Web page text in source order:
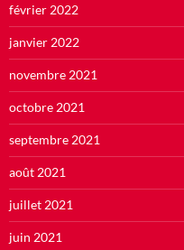
février 2022
janvier 2022
novembre 2021
octobre 2021
septembre 2021
août 2021
juillet 2021
juin 2021